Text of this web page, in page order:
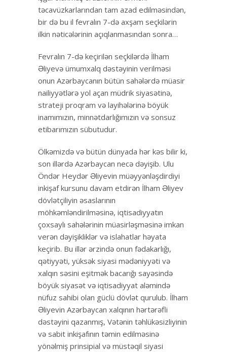
təcavüzkarlarından tam azad edilməsindən,
bir də bu il fevralın 7-də axşam seçkilərin
ilkin nəticələrinin açıqlanmasından sonra…
Fevralın 7-də keçirilən seçkilərdə İlham
Əliyevə ümumxalq dəstəyinin verilməsi
onun Azərbaycanın bütün sahələrdə müasir
nailiyyətlərə yol açan müdrik siyasətinə,
strateji proqram və layihələrinə böyük
inamımızın, minnətdarlığımızın və sonsuz
etibarımızın sübutudur.
Ölkəmizdə və bütün dünyada hər kəs bilir ki,
son illərdə Azərbaycan necə dəyişib. Ulu
Öndər Heydər Əliyevin müəyyənləşdirdiyi
inkişaf kursunu davam etdirən İlham Əliyev
dövlətçiliyin əsaslarının
möhkəmləndirilməsinə, iqtisadiyyatın
çoxsaylı sahələrinin müasirləşməsinə imkan
verən dəyişikliklər və islahatlar həyata
keçirib. Bu illər ərzində onun fədakarlığı,
qətiyyəti, yüksək siyasi mədəniyyəti və
xalqın səsini eşitmək bacarığı sayəsində
böyük siyasət və iqtisadiyyat aləmində
nüfuz sahibi olan güclü dövlət qurulub. İlham
Əliyevin Azərbaycan xalqının hərtərəfli
dəstəyini qazanmış, Vətənin təhlükəsizliyinin
və sabit inkişafının təmin edilməsinə
yönəlmiş prinsipial və müstəqil siyasi